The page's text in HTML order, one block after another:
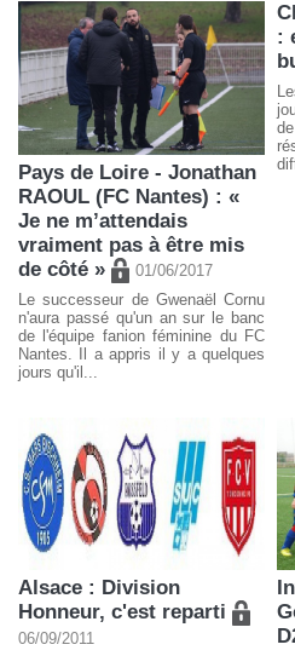
Pays de Loire - Jonathan
RAOUL (FC Nantes) : «
Je ne m’attendais
vraiment pas à être mis
de côté »
01/06/2017
Le successeur de Gwenaël Cornu
n'aura passé qu'un an sur le banc
de l'équipe fanion féminine du FC
Nantes. Il a appris il y a quelques
jours qu'il...
:
Alsace : Division
Honneur, c'est reparti
06/09/2011